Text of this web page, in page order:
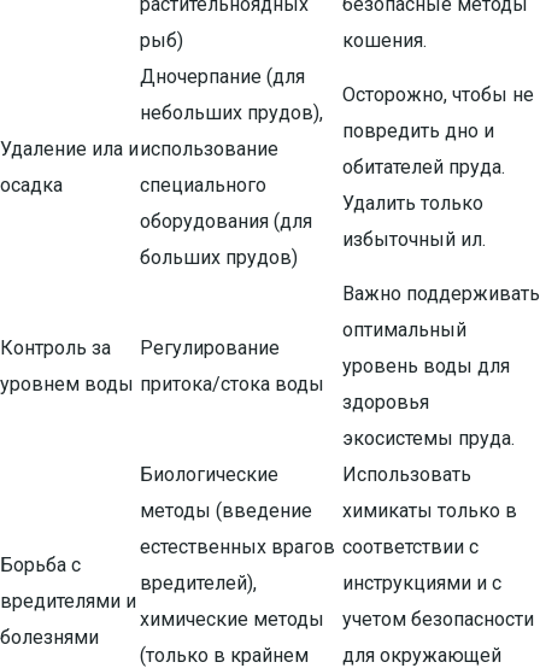
рыб)
кошения.
Удаление ила и
осадка
Дночерпание (для
небольших прудов),
использование
специального
оборудования (для
больших прудов)
Осторожно, чтобы не
повредить дно и
обитателей пруда.
Удалить только
избыточный ил.
Контроль за
уровнем воды
Регулирование
притока/стока воды
Важно поддерживать
оптимальный
уровень воды для
здоровья
экосистемы пруда.
Борьба с
вредителями и
болезнями
Биологические
методы (введение
естественных врагов
вредителей),
химические методы
(только в крайнем
Использовать
химикаты только в
соответствии с
инструкциями и с
учетом безопасности
для окружающей